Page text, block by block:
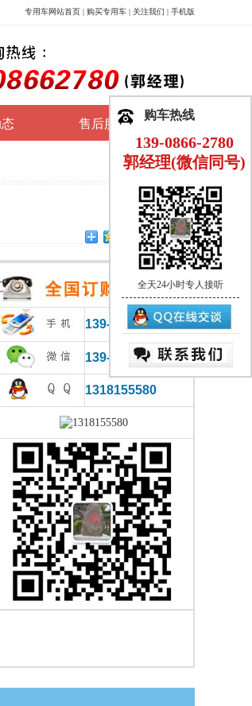
专用车网站首页 | 购买专用车 | 关注我们 | 手机版
售后服务
139-0866-2780
139-0866-2780
1318155580
购车热线
139-0866-2780
郭经理(微信同号)
全天24小时专人接听